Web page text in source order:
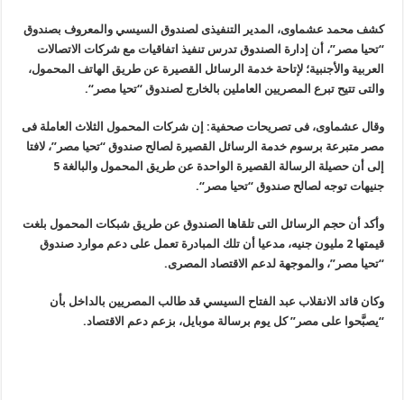
كشف محمد عشماوى، المدير التنفيذى لصندوق السيسي والمعروف بصندوق
“تحيا مصر”، أن إدارة الصندوق تدرس تنفيذ اتفاقيات مع شركات الاتصالات
العربية والأجنبية؛ لإتاحة خدمة الرسائل القصيرة عن طريق الهاتف المحمول،
والتى تتيح تبرع المصريين العاملين بالخارج لصندوق “تحيا مصر“.
وقال عشماوى، فى تصريحات صحفية: إن شركات المحمول الثلاث العاملة فى
مصر متبرعة برسوم خدمة الرسائل القصيرة لصالح صندوق “تحيا مصر”، لافتا
إلى أن حصيلة الرسالة القصيرة الواحدة عن طريق المحمول والبالغة 5
جنيهات توجه لصالح صندوق “تحيا مصر“.
وأكد أن حجم الرسائل التى تلقاها الصندوق عن طريق شبكات المحمول بلغت
قيمتها 2 مليون جنيه، مدعيا أن تلك المبادرة تعمل على دعم موارد صندوق
“تحيا مصر”، والموجهة لدعم الاقتصاد المصرى.
وكان قائد الانقلاب عبد الفتاح السيسي قد طالب المصريين بالداخل بأن
“يصبَّحوا على مصر” كل يوم برسالة موبايل، بزعم دعم الاقتصاد.